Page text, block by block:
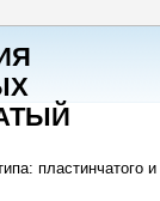
пластинчатого и